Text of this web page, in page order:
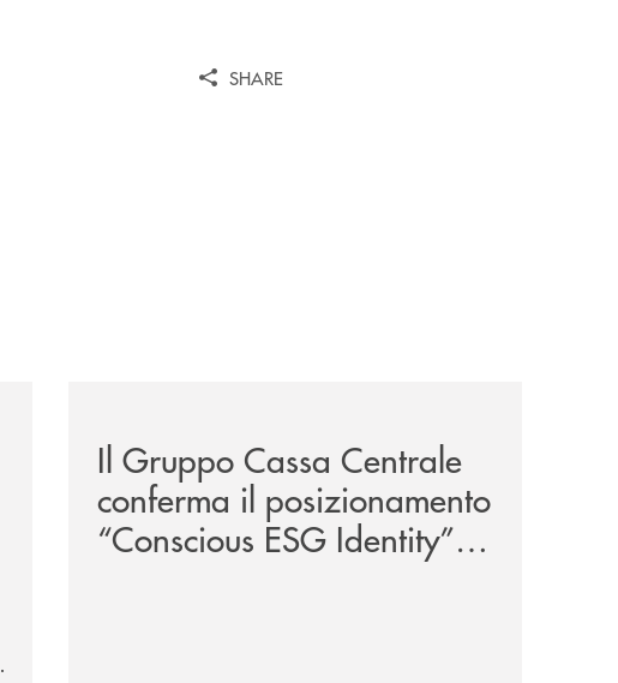
SHARE
Il Gruppo Cassa Centrale
conferma il posizionamento
“Conscious ESG Identity”
nell’ESG Identity Corporate